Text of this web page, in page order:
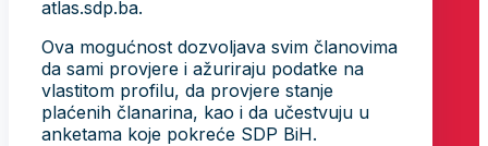
atlas.sdp.ba.
Ova mogućnost dozvoljava svim članovima
da sami provjere i ažuriraju podatke na
vlastitom profilu, da provjere stanje
plaćenih članarina, kao i da učestvuju u
anketama koje pokreće SDP BiH.